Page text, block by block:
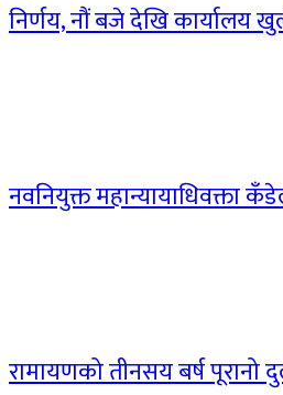
निर्णय, नौं बजे देखि कार्यालय
नवनियुक्त महान्यायाधिवक्ता
रामायणको तीनसय बर्ष पूरानो